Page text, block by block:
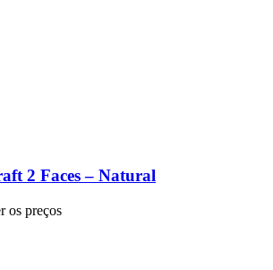
2 Faces – Natural
os preços